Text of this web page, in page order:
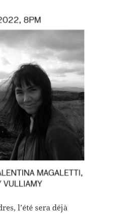
l’été sera déjà